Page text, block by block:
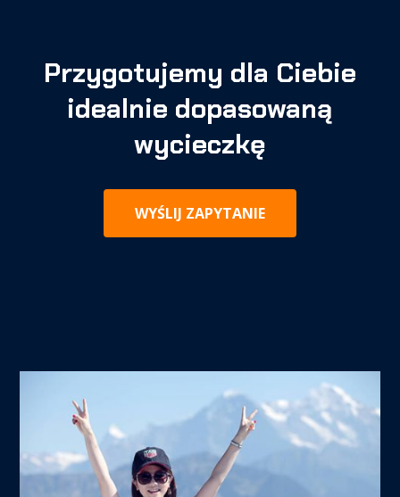
Przygotujemy dla Ciebie
idealnie dopasowaną
wycieczkę
WYŚLIJ ZAPYTANIE